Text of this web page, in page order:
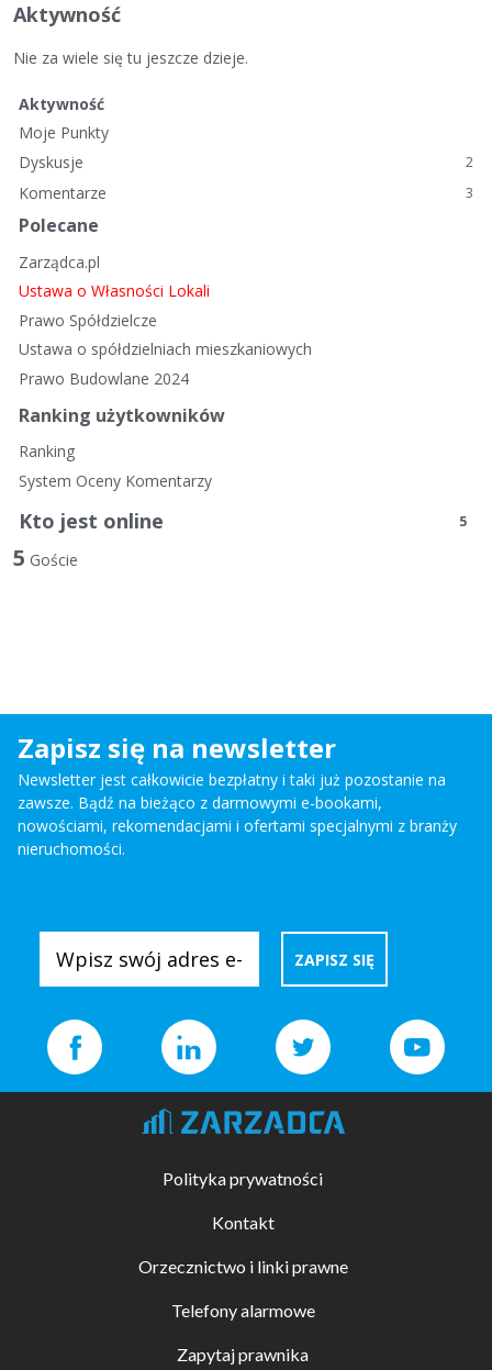
Aktywność
Nie za wiele się tu jeszcze dzieje.
Aktywność
Moje Punkty
Dyskusje
2
Komentarze 3
Polecane
Zarządca.pl
Ustawa o Własności Lokali
Prawo Spółdzielcze
Ustawa o spółdzielniach mieszkaniowych
Prawo Budowlane 2024
Ranking użytkowników
Ranking
System Oceny Komentarzy
Kto jest online 5
5 Goście
Zapisz się na newsletter
Newsletter jest całkowicie bezpłatny i taki już pozostanie na
zawsze. Bądź na bieżąco z darmowymi e-bookami,
nowościami, rekomendacjami i ofertami specjalnymi z branży
nieruchomości.
Polityka prywatności
Kontakt
Orzecznictwo i linki prawne
Telefony alarmowe
Zapytaj prawnika